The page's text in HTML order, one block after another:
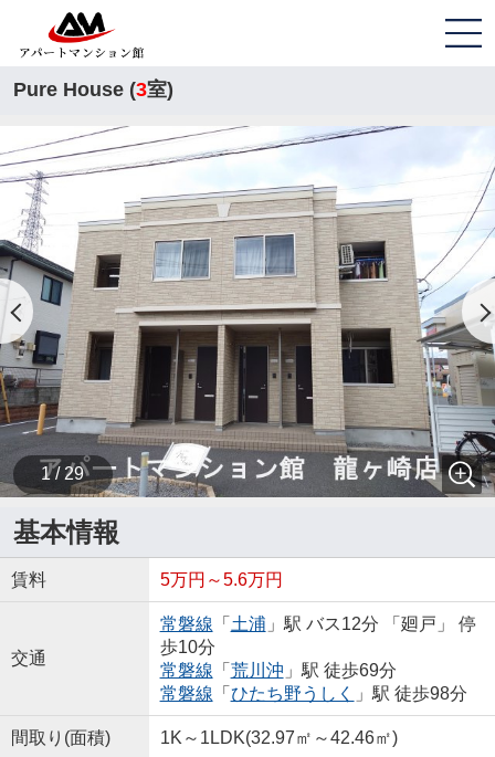
Pure House (3室)
1 / 29
基本情報
賃料 5万円～5.6万円
交通
常磐線 「 土浦 」駅 バス12分 「廻戸」 停
歩10分
常磐線 「 荒川沖 」駅 徒歩69分
常磐線 「 ひたち野うしく 」駅 徒歩98分
間取り(面積) 1K～1LDK(32.97㎡～42.46㎡)